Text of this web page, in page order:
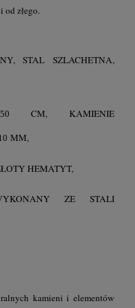
od złego.
STAL SZLACHETNA,
50CM, KAMIENIE
MM,
HEMATYT,
ZE STALI
kamieni i elementów